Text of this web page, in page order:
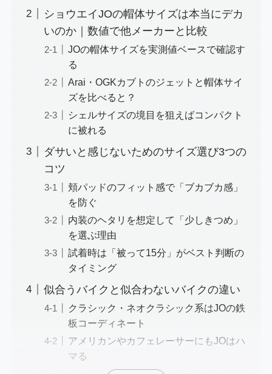
ショウエイJOの帽体サイズは本当にデカ
いのか｜数値で他メーカーと比較
JOの帽体サイズを実測値ベースで確認す
る
Arai・OGKカブトのジェットと帽体サイ
ズを比べると？
シェルサイズの境目を狙えばコンパクト
に被れる
ダサいと感じないためのサイズ選び3つの
コツ
頬パッドのフィット感で「ブカブカ感」
を防ぐ
内装のヘタリを想定して「少しきつめ」
を選ぶ理由
試着時は「被って15分」がベスト判断の
タイミング
似合うバイクと似合わないバイクの違い
クラシック・ネオクラシック系はJOの鉄
板コーディネート
アメリカンやカフェレーサーにもJOはハ
マる